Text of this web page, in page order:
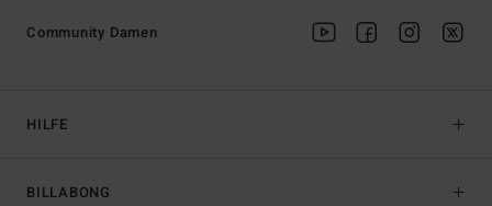
HILFE
BILLABONG
Community Damen